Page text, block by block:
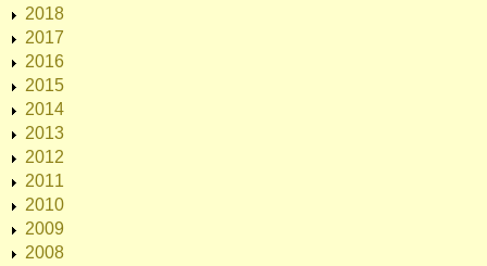
2018
2017
2016
2015
2014
2013
2012
2011
2010
2009
2008